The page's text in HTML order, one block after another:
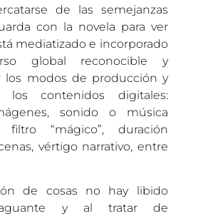
de las semejanzas
con la novela para ver
mediatizado e incorporado
global reconocible y
los modos de producción y
los contenidos digitales:
sonido o música
filtro “mágico”, duración
vértigo narrativo, entre
de cosas no hay libido
y al tratar de